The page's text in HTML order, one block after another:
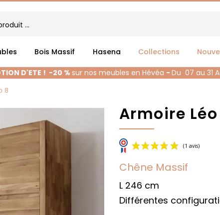
Bois Massif Hasena Collections
D'ETE ! -20 % sur nos meubles en Hévéa - Du 07 au 31
8
Armoire
Chêne Massif
L 246 cm
Différentes